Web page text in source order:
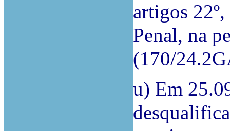
artigos
Penal, na
(170/
u) Em